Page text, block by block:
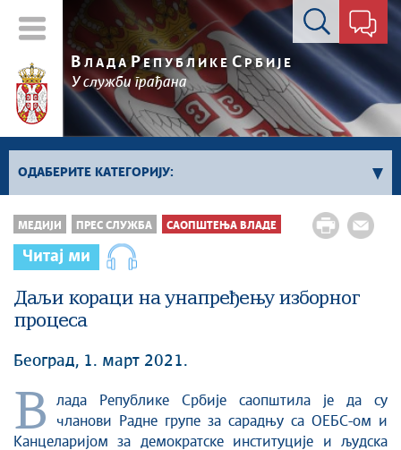
Контакт форма
В ЛАДА РЕПУБЛИКЕ СРБИЈЕ
У служби грађана
ОДАБЕРИТЕ КАТЕГОРИЈУ:
Kонференцијe за новинаре
Најавe и обавештења
Саопштења Владе
Саопштења министарстава
Аудио прес
МЕДИЈИ ПРЕС СЛУЖБА САОПШТЕЊА ВЛАДЕ
Читај ми
Даљи кораци на унапређењу изборног
процеса
Београд, 1. март 2021.
В
лада Републике Србије саопштила је да су
чланови Радне групе за сарадњу са ОЕБС-ом и
Канцеларијом за демократске институције и људска